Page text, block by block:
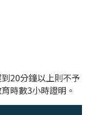
20分鐘以上則不予
時數3小時證明。